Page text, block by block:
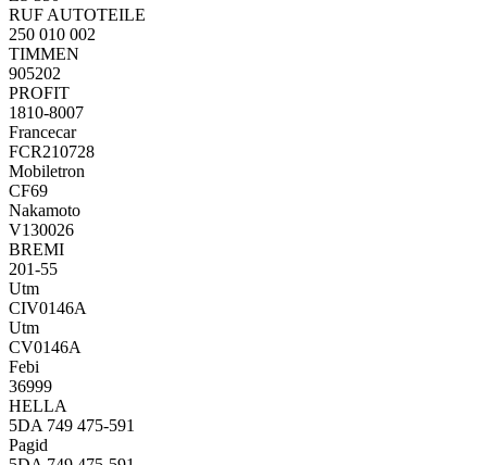
RUF AUTOTEILE
250 010 002
TIMMEN
905202
PROFIT
1810-8007
Francecar
FCR210728
Mobiletron
CF69
Nakamoto
V130026
BREMI
201-55
Utm
CIV0146A
Utm
CV0146A
Febi
36999
HELLA
5DA 749 475-591
Pagid